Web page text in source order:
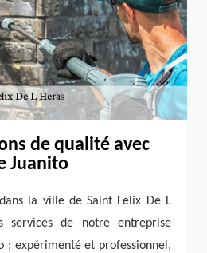
de qualité avec
Juanito
la ville de Saint Felix De L
services de notre entreprise
; expérimenté et professionnel,